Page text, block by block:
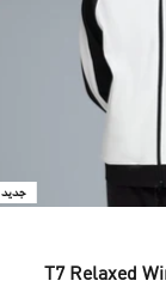
جديد
T7 Relaxed